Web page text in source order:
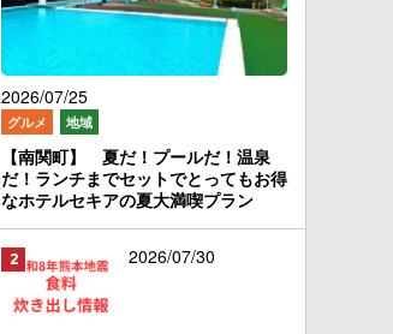
2026/07/25
グルメ 地域
【南関町】 夏だ！プールだ！温泉
だ！ランチまでセットでとってもお得
なホテルセキアの夏大満喫プラン
2026/07/30